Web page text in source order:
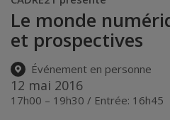
Le monde
et prospectives
Événement en personne
12 mai 2016
17h00 – 19h30 / Entrée: 16h45